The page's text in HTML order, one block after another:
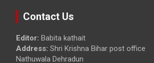
Contact Us
Editor: Babita kathait
Address: Shri Krishna Bihar post office
Nathuwala Dehradun